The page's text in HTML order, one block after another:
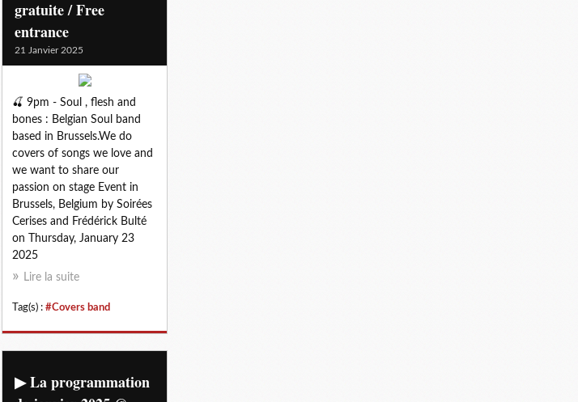
gratuite / Free
entrance
21 Janvier 2025
🍒 9pm - Soul , flesh and
bones : Belgian Soul band
based in Brussels.We do
covers of songs we love and
we want to share our
passion on stage Event in
Brussels, Belgium by Soirées
Cerises and Frédérick Bulté
on Thursday, January 23
2025
Lire la suite
Tag(s) : #Covers band
▶ La programmation